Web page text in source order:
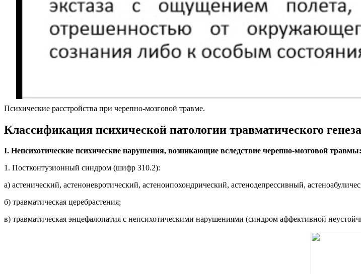
Психические расстройства при черепно-мозговой травме.
Классификация психической патологии травматического генеза
I. Непсихотические психические нарушения, возникающие вследствие черепно-мозговой травмы:
1. Постконтузионный синдром (шифр 310.2):
а) астенический, астеноневротический, астеноипохондрический, астенодепрессивный,
б) травматическая церебрастения;
в) травматическая энцефалопатия с непсихотическими нарушениями (синдром аффективной